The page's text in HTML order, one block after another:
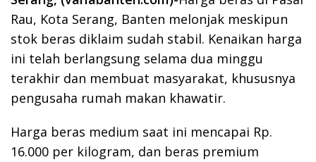
Rau, Kota Serang, Banten melonjak meskipun
stok beras diklaim sudah stabil. Kenaikan harga
ini telah berlangsung selama dua minggu
terakhir dan membuat masyarakat, khususnya
pengusaha rumah makan khawatir.
Harga beras medium saat ini mencapai Rp.
16.000 per kilogram, dan beras premium